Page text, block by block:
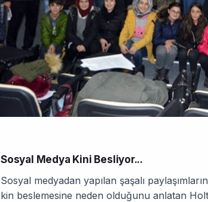
Sosyal Medya Kini Besliyor...
Sosyal medyadan yapılan şaşalı
kin beslemesine neden olduğunu anlatan